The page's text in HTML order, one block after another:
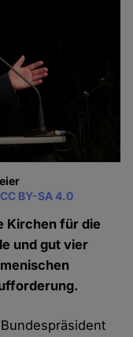
CC BY-SA 4.0
Kirchen für die
und gut vier
Bundespräsident